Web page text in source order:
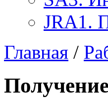
JRA1.
Главная /